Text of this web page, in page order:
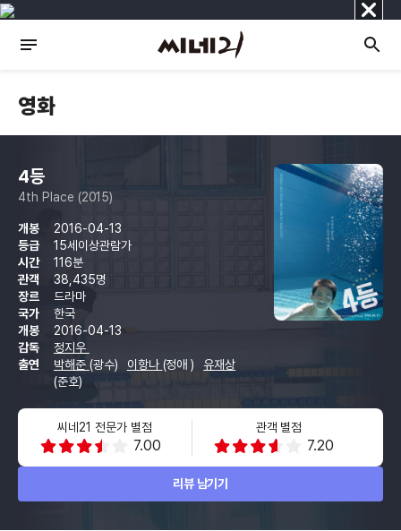
닫
기
영화
4등
4th Place (2015)
개봉
2016-04-13
등급
15세이상관람가
시간
116분
관객
38,435명
장르
드라마
국가
한국
개봉
2016-04-13
감독
정지우
출연
박해준 (광수) 이항나 (정애 )
유재상
(준호)
씨네21 전문가 별점
7.00
관객 별점
7.20
리뷰 남기기